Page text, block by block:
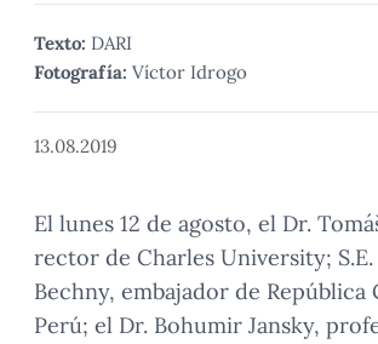
Texto: DARI
Fotografía: Víctor Idrogo
13.08.2019
El lunes 12 de agosto, el Dr.
rector de Charles University; S.E.
Bechny, embajador de República
Perú; el Dr. Bohumir Jansky,